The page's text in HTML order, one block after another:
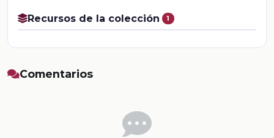
Recursos de la colección 1
Comentarios